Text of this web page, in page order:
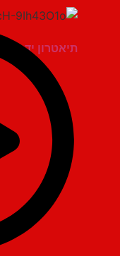
תיאטרון יד למגינים יגור